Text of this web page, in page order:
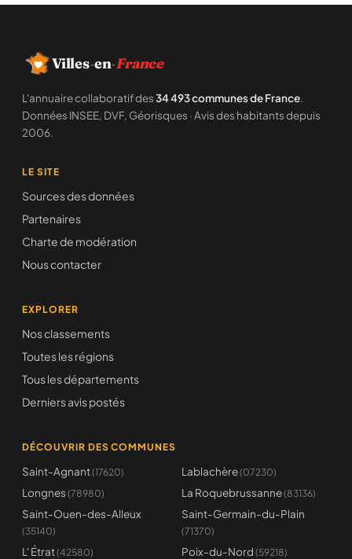
Villes·en·France
L'annuaire collaboratif des34 493 communes de France.
Données INSEE, DVF, Géorisques · Avis des habitants depuis
2006.
LE SITE
Sources des données
Partenaires
Charte de modération
Nous contacter
EXPLORER
Nos classements
Toutes les régions
Tous les départements
Derniers avis postés
DÉCOUVRIR DES COMMUNES
Saint-Agnant(17620) Lablachère(07230)
Longnes (78980) La Roquebrussanne(83136)
Saint-Ouen-des-Alleux
(35140)
Saint-Germain-du-Plain
(71370)
L' Étrat(42580) Poix-du-Nord (59218)